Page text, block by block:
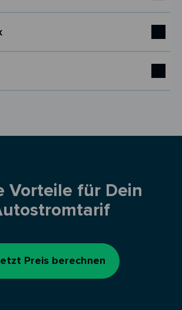
Vorteile für Dein
Preis berechnen